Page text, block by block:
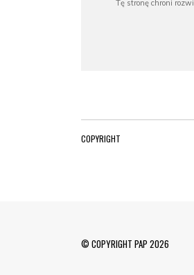
COPYRIGHT
© COPYRIGHT PAP 2026